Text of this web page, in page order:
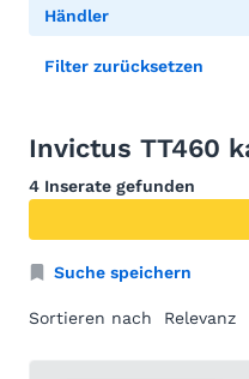
Händler
Filter zurücksetzen
Invictus TT460
4 Inserate gefunden
Suche speichern
Sortieren nach